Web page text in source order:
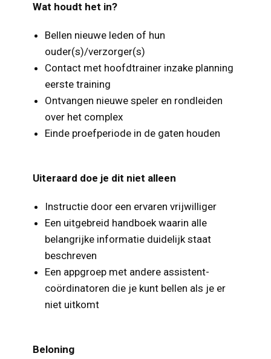
Wat houdt het in?
Bellen nieuwe leden of hun
ouder(s)/verzorger(s)
Contact met hoofdtrainer inzake planning
eerste training
Ontvangen nieuwe speler en rondleiden
over het complex
Einde proefperiode in de gaten houden
Uiteraard doe je dit niet alleen
Instructie door een ervaren vrijwilliger
Een uitgebreid handboek waarin alle
belangrijke informatie duidelijk staat
beschreven
Een appgroep met andere assistent-
coördinatoren die je kunt bellen als je er
niet uitkomt
Beloning